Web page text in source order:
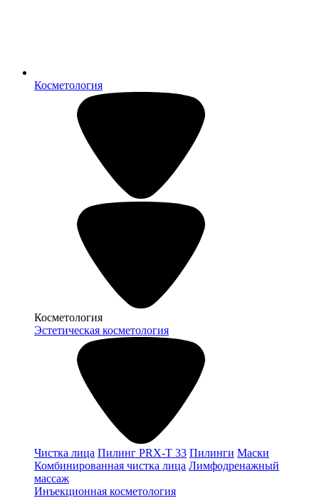
Косметология
Косметология
Эстетическая косметология
Чистка лица Пилинг PRX-T 33 Пилинги Маски
Комбинированная чистка лица Лимфодренажный
массаж
Инъекционная косметология